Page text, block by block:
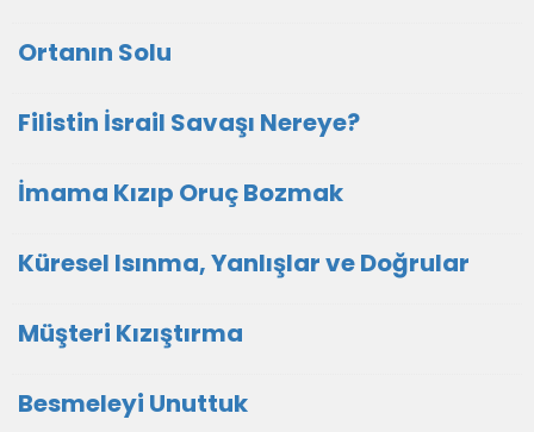
Ortanın Solu
Filistin İsrail Savaşı Nereye?
İmama Kızıp Oruç Bozmak
Küresel Isınma, Yanlışlar ve Doğrular
Müşteri Kızıştırma
Besmeleyi Unuttuk